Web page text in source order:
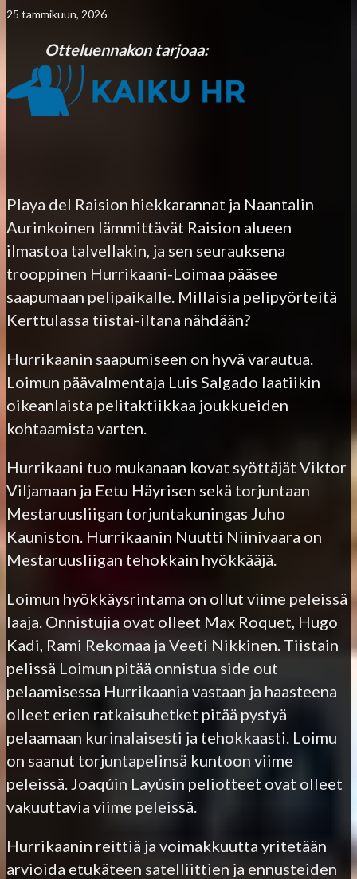
25 tammikuun, 2026
Otteluennakon tarjoaa:
Playa del Raision hiekkarannat ja Naantalin
Aurinkoinen lämmittävät Raision alueen
ilmastoa talvellakin, ja sen seurauksena
trooppinen Hurrikaani-Loimaa pääsee
saapumaan pelipaikalle. Millaisia pelipyörteitä
Kerttulassa tiistai-iltana nähdään?
Hurrikaanin saapumiseen on hyvä varautua.
Loimun päävalmentaja Luis Salgado laatiikin
oikeanlaista pelitaktiikkaa joukkueiden
kohtaamista varten.
Hurrikaani tuo mukanaan kovat syöttäjät Viktor
Viljamaan ja Eetu Häyrisen sekä torjuntaan
Mestaruusliigan torjuntakuningas Juho
Kauniston. Hurrikaanin Nuutti Niinivaara on
Mestaruusliigan tehokkain hyökkääjä.
Loimun hyökkäysrintama on ollut viime peleissä
laaja. Onnistujia ovat olleet Max Roquet, Hugo
Kadi, Rami Rekomaa ja Veeti Nikkinen. Tiistain
pelissä Loimun pitää onnistua side out
pelaamisessa Hurrikaania vastaan ja haasteena
olleet erien ratkaisuhetket pitää pystyä
pelaamaan kurinalaisesti ja tehokkaasti. Loimu
on saanut torjuntapelinsä kuntoon viime
peleissä. Joaqúin Layúsin peliotteet ovat olleet
vakuuttavia viime peleissä.
Hurrikaanin reittiä ja voimakkuutta yritetään
arvioida etukäteen satelliittien ja ennusteiden